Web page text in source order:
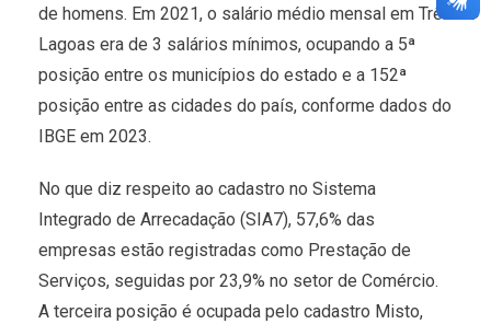
de homens. Em 2021, o salário médio mensal em Três
Lagoas era de 3 salários mínimos, ocupando a 5ª
posição entre os municípios do estado e a 152ª
posição entre as cidades do país, conforme dados do
IBGE em 2023.
No que diz respeito ao cadastro no Sistema
Integrado de Arrecadação (SIA7), 57,6% das
empresas estão registradas como Prestação de
Serviços, seguidas por 23,9% no setor de Comércio.
A terceira posição é ocupada pelo cadastro Misto,